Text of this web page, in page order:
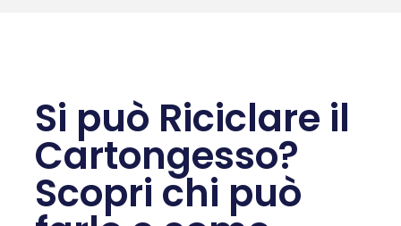
Si può Riciclare il
Cartongesso?
Scopri chi può